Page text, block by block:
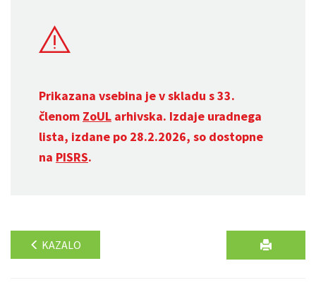
Prikazana vsebina je v skladu s 33.
členom ZoUL arhivska. Izdaje uradnega
lista, izdane po 28.2.2026, so dostopne
na PISRS.
KAZALO